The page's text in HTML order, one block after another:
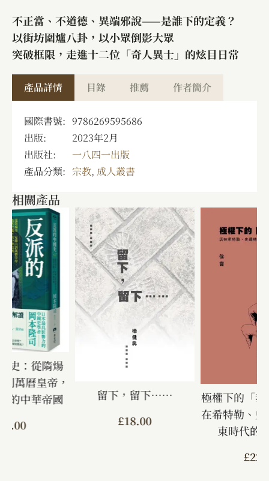
不正當、不道德、異端邪說——是誰下的定義？
以街坊圍爐八卦，以小眾倒影大眾
突破框限，走進十二位「奇人異士」的炫目日常
產品詳情 目錄 推薦 作者簡介
國際書號: 9786269595686
出版:
2023年2月
出版社:
一八四一出版
產品分類: 宗教, 成人叢書
相關產品
史：從隋煬
萬曆皇帝，
的中華帝國
留下，留下……
£18.00
極權下的「
在希特勒、
東時代的
£